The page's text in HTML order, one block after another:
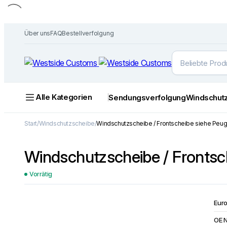
Über unsFAQBestellverfolgung
Alle Kategorien Sendungsverfolgung
Start Windschutzscheibe Windschutzscheibe / Frontscheibe siehe
Windschutzscheibe /
Vorrätig
OE